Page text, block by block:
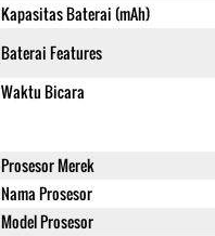
Kapasitas Baterai (mAh)
Baterai Features
Waktu Bicara
Prosesor Merek
Nama Prosesor
Model Prosesor